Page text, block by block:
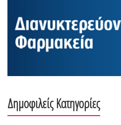
Δημοφιλείς Κατηγορίες